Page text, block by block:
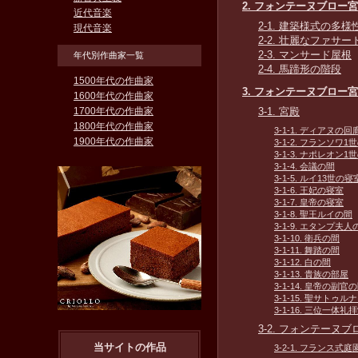
2. フォンテーヌブロー
2-1. 建築様式の多様
2-2. 壮麗なファサー
2-3. マンサード屋根
2-4. 馬蹄形の階段
3. フォンテーヌブロー
3-1. 宮殿
3-1-1. ディアヌの回
3-1-2. フランソワ1
3-1-3. ナポレオン1
3-1-4. 会議の間
3-1-5. ルイ13世の寝
3-1-6. 王妃の寝室
3-1-7. 皇帝の寝室
3-1-8. 聖王ルイの間
3-1-9. エタンプ夫人
3-1-10. 衛兵の間
3-1-11. 舞踏の間
3-1-12. 白の間
3-1-13. 貴族の部屋
3-1-14. 皇帝の副官
3-1-15. 聖サトゥル
3-1-16. 三位一体礼
3-2. フォンテーヌブ
3-2-1. フランス式庭
近代音楽
現代音楽
年代別作曲家一覧
1500年代の作曲家
1600年代の作曲家
1700年代の作曲家
1800年代の作曲家
1900年代の作曲家
当サイトの作品